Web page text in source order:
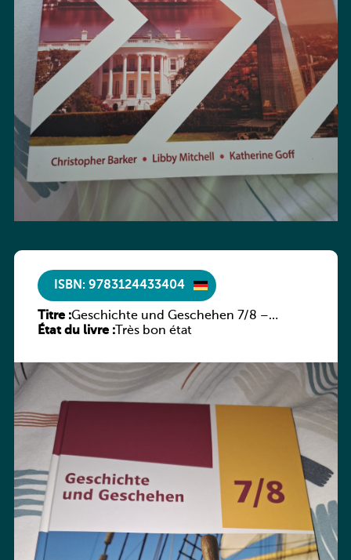
ISBN: 9783124433404
Titre :Geschichte und Geschehen 7/8 –
Rheinland-Pfalz
État du livre :Très bon état